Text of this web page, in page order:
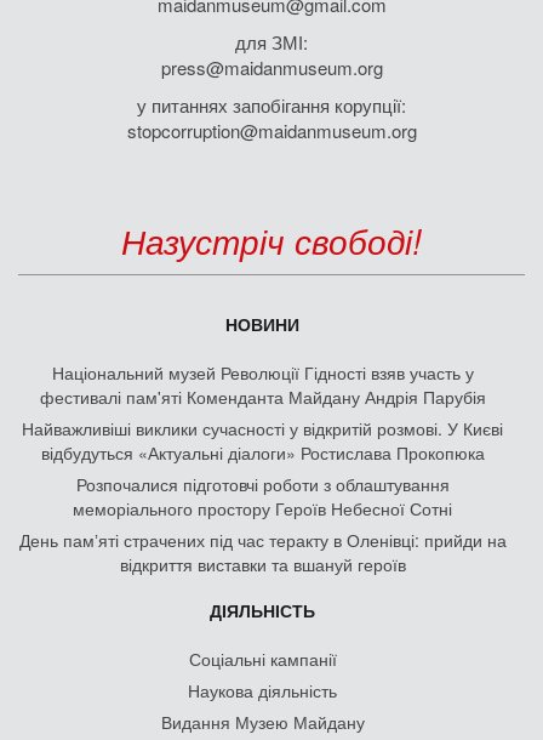
для ЗМІ:
press@maidanmuseum.org
у питаннях запобігання корупції:
stopcorruption@maidanmuseum.org
Назустріч свободі!
НОВИНИ
Національний музей Революції Гідності взяв участь у
фестивалі пам'яті Коменданта Майдану Андрія Парубія
Найважливіші виклики сучасності у відкритій розмові. У Києві
відбудуться «Актуальні діалоги» Ростислава Прокопюка
Розпочалися підготовчі роботи з облаштування
меморіального простору Героїв Небесної Сотні
День памʼяті страчених під час теракту в Оленівці: прийди на
відкриття виставки та вшануй героїв
ДІЯЛЬНІСТЬ
Соціальні кампанії
Наукова діяльність
Видання Музею Майдану